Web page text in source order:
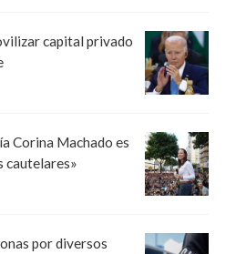
capital privado
Corina Machado es
cautelares»
por diversos